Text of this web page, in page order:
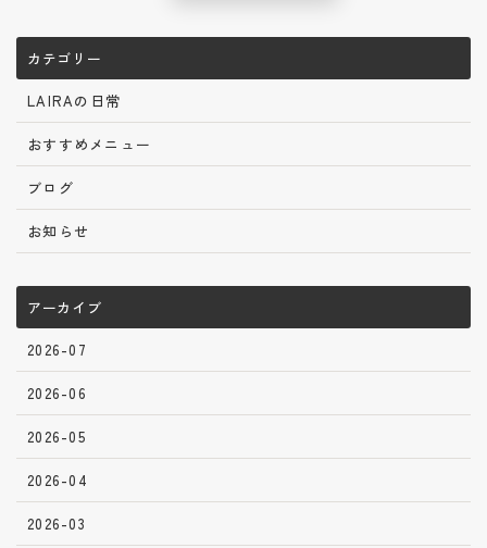
カテゴリー
LAIRAの日常
おすすめメニュー
ブログ
お知らせ
アーカイブ
2026-07
2026-06
2026-05
2026-04
2026-03